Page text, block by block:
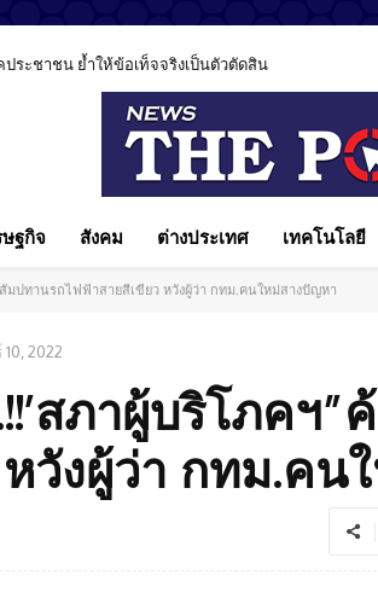
ระชาชน ย้ำให้ข้อเท็จจริงเป็นตัวตัดสิน
ษฐกิจ สังคม ต่างประเทศ เทคโนโลยี
มปทานรถไฟฟ้าสายสีเขียว หวังผู้ว่า กทม.คนใหม่สางปัญหา
2022
สภาผู้บริโภคฯ
วังผู้ว่า กทม.คน